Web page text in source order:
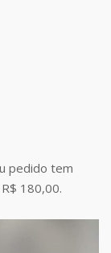
pedido tem
180,00.